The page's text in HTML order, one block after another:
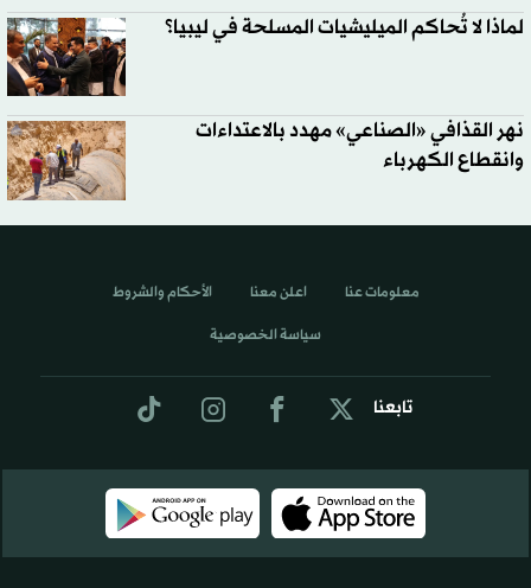
لماذا لا تُحاكم الميليشيات المسلحة في ليبيا؟
نهر القذافي «الصناعي» مهدد بالاعتداءات
وانقطاع الكهرباء
تابعنا
معلومات عنا اعلن معنا الأحكام والشروط
سياسة الخصوصية